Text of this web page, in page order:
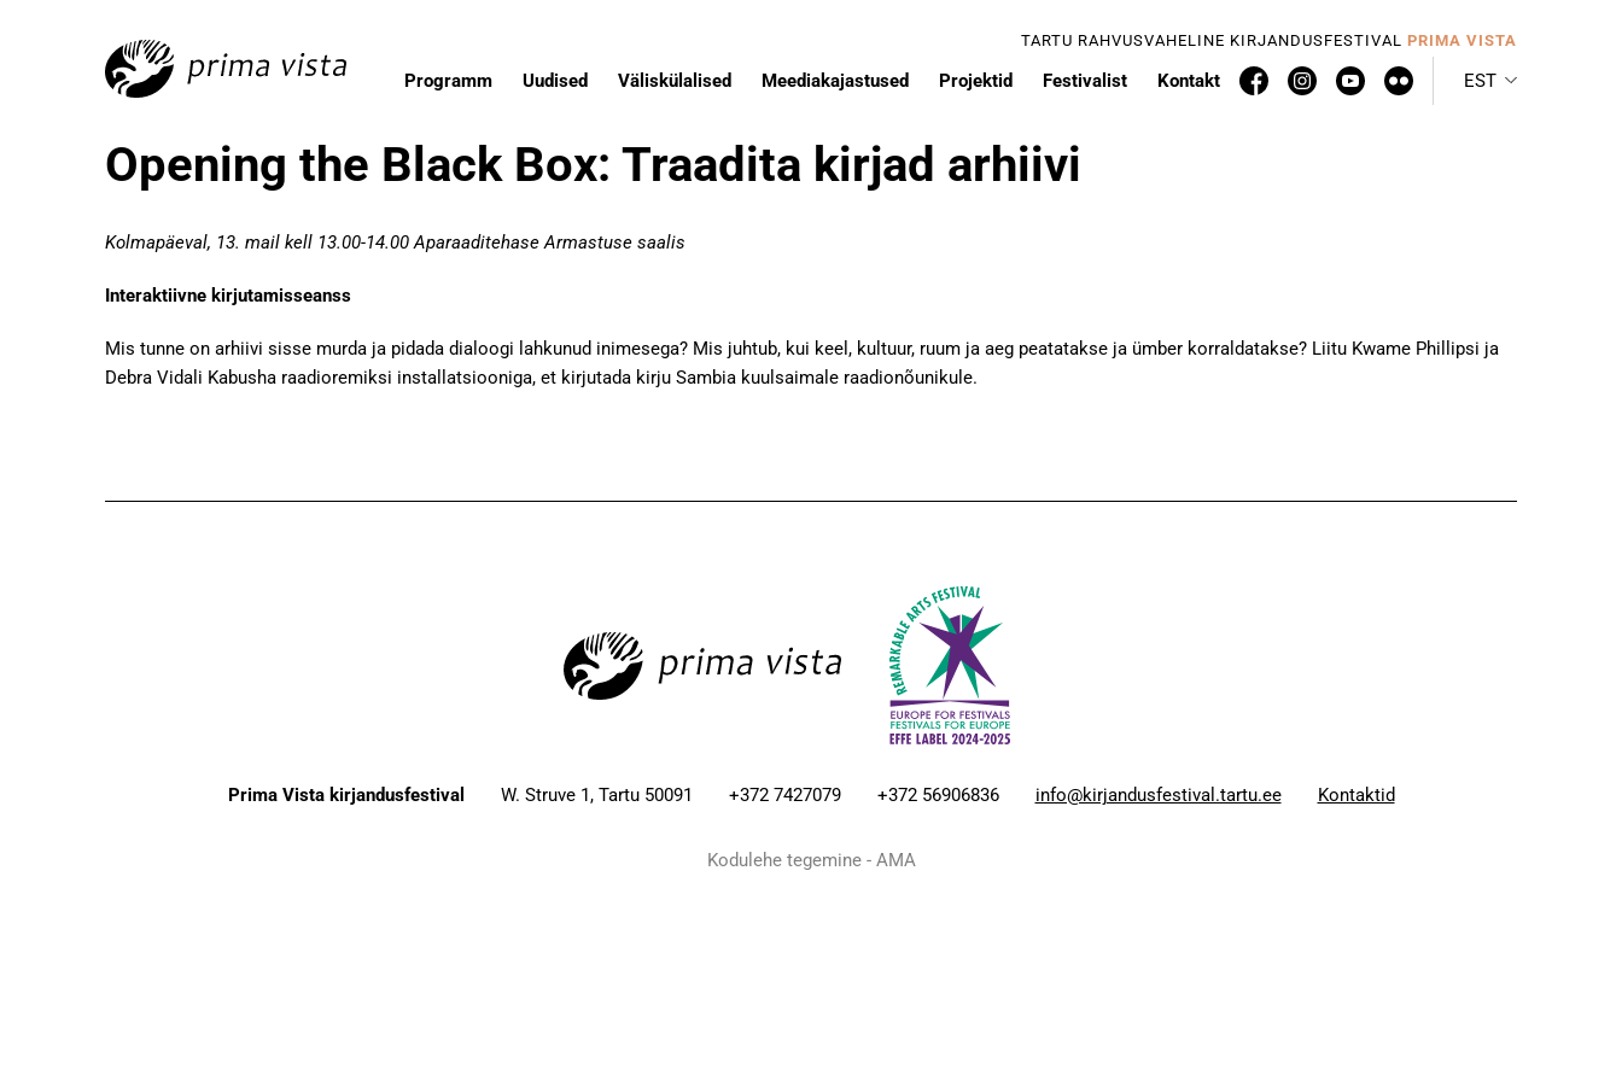
TARTU RAHVUSVAHELINE KIRJANDUSFESTIVAL PRIMA VISTA
Programm Uudised Väliskülalised Meediakajastused Projektid Festivalist Kontakt EST
Opening the Black Box: Traadita kirjad arhiivi
Kolmapäeval, 13. mail kell 13.00-14.00 Aparaaditehase Armastuse saalis
Interaktiivne kirjutamisseanss
Mis tunne on arhiivi sisse murda ja pidada dialoogi lahkunud inimesega? Mis juhtub, kui keel, kultuur, ruum ja aeg peatatakse ja ümber korraldatakse? Liitu Kwame Phillipsi ja
Debra Vidali Kabusha raadioremiksi installatsiooniga, et kirjutada kirju Sambia kuulsaimale raadionõunikule.
Prima Vista kirjandusfestival W. Struve 1, Tartu 50091 +372 7427079 +372 56906836 info@kirjandusfestival.tartu.ee Kontaktid
Kodulehe tegemine - AMA